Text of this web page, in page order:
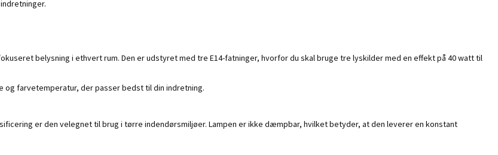
belysning i ethvert rum. Den er udstyret med tre E14-fatninger, hvorfor du skal bruge tre lyskilder med en effekt på 40 watt til
farvetemperatur, der passer bedst til din indretning.
er den velegnet til brug i tørre indendørsmiljøer. Lampen er ikke dæmpbar, hvilket betyder, at den leverer en konstant